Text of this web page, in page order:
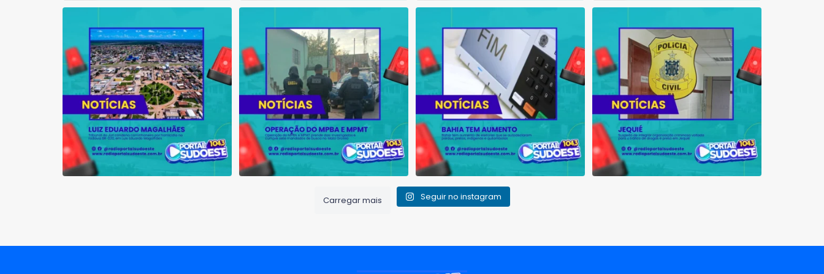
por...
1 0
investigados e...
1 0
autodeclaram...
1
voltada...
1 0
Carregar mais Seguir no instagram